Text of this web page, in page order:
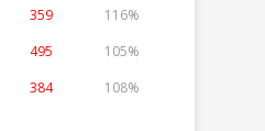
359
116%
495
105%
384 108%